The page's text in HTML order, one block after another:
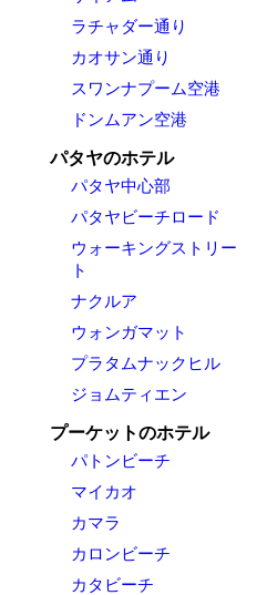
ラチャダー通り
カオサン通り
スワンナプーム空港
ドンムアン空港
パタヤのホテル
パタヤ中心部
パタヤビーチロード
ウォーキングストリー
ト
ナクルア
ウォンガマット
プラタムナックヒル
ジョムティエン
プーケットのホテル
パトンビーチ
マイカオ
カマラ
カロンビーチ
カタビーチ